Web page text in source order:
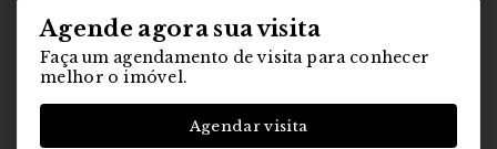
Agende agora sua visita
Faça um agendamento de visita para conhecer
melhor o imóvel.
Agendar visita